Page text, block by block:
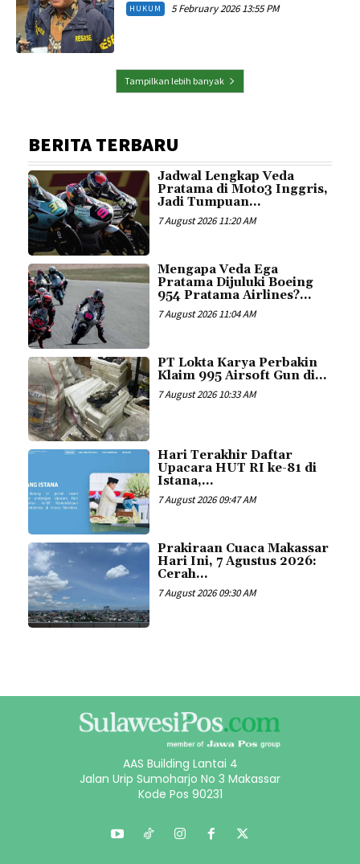
HUKUM 5 February 2026 13:55 PM
Tampilkan lebih banyak
BERITA TERBARU
Jadwal Lengkap Veda
Pratama di Moto3 Inggris,
Jadi Tumpuan...
7 August 2026 11:20 AM
Mengapa Veda Ega
Pratama Dijuluki Boeing
954 Pratama Airlines?...
7 August 2026 11:04 AM
PT Lokta Karya Perbakin
Klaim 995 Airsoft Gun di...
7 August 2026 10:33 AM
Hari Terakhir Daftar
Upacara HUT RI ke-81 di
Istana,...
7 August 2026 09:47 AM
Prakiraan Cuaca Makassar
Hari Ini, 7 Agustus 2026:
Cerah...
7 August 2026 09:30 AM
AAS Building Lantai 4
Jalan Urip Sumoharjo No 3 Makassar
Kode Pos 90231